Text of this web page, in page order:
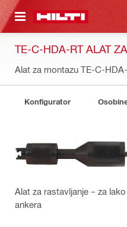
SADRŽAJ
TE-C-HDA-RT ALAT
Alat za montazu TE-C-
Konfigurator
Alat za rastavljanje – za
ankera